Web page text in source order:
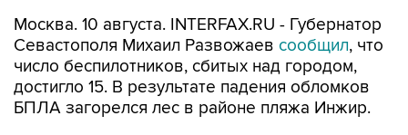
Москва. 10 августа. INTERFAX.RU - Губернатор
Севастополя Михаил Развожаев сообщил, что
число беспилотников, сбитых над городом,
достигло 15. В результате падения обломков
БПЛА загорелся лес в районе пляжа Инжир.